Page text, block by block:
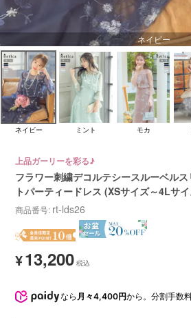
ネイビー
ネイビー ミント モカ
上品ガーリーを彩る♪
フラワー刺繍デコルテシースルーベル
トパーティードレス (XSサイズ～4Lサ
商品番号 rt-lds26
¥13,200
なら 月々4,400円から。分割手数